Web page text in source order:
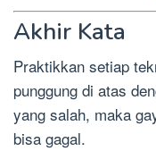
Akhir Kata
Praktikkan setiap
punggung di atas
yang salah, maka
bisa gagal.